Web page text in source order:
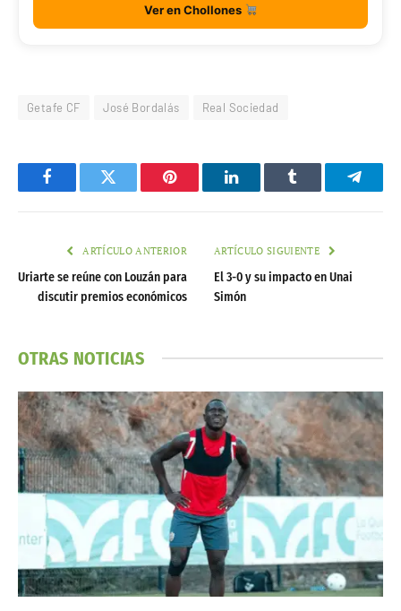
Ver en Chollones
Getafe CF José Bordalás Real Sociedad
FacebookTwitter Pinterest LinkedInTumblr
ARTÍCULO ANTERIOR
Uriarte se reúne con Louzán para
discutir premios económicos
ARTÍCULO SIGUIENTE
El 3-0 y su impacto en Unai
Simón
OTRAS NOTICIAS